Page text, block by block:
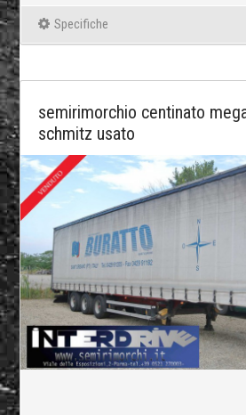
Specifiche
semirimorchio centinato
schmitz usato